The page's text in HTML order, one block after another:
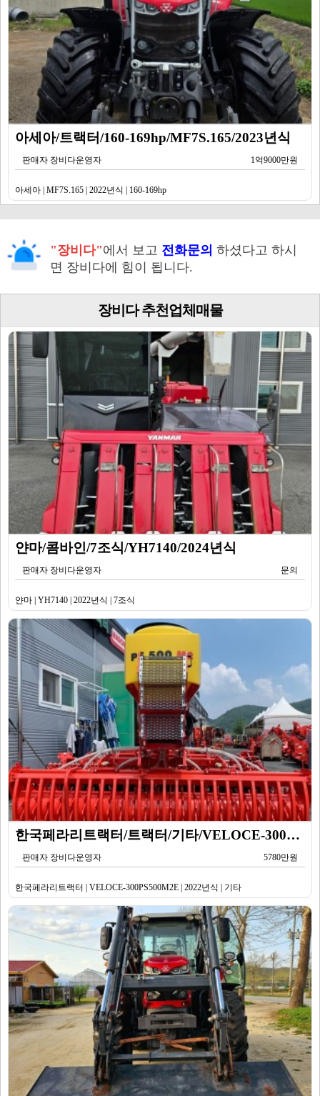
아세아/트랙터/160-169hp/MF7S.165/2023년식
판매자 장비다운영자 1억9000만원
아세아 | MF7S.165 | 2022년식 | 160-169hp
"장비다"에서 보고 전화문의 하셨다고 하시
면 장비다에 힘이 됩니다.
장비다 추천업체매물
얀마/콤바인/7조식/YH7140/2024년식
판매자 장비다운영자 문의
얀마 | YH7140 | 2022년식 | 7조식
한국페라리트랙터/트랙터/기타/VELOCE-300PS500M2E/2022년식
판매자 장비다운영자 5780만원
한국페라리트랙터 | VELOCE-300PS500M2E | 2022년식 | 기타